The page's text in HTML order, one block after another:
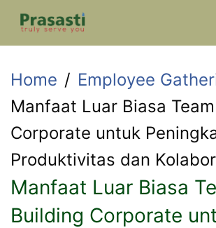
Skip
Home
Employee
Manfaat Luar Biasa
Corporate untuk
Produktivitas dan
Manfaat Luar Biasa
Building Corporate